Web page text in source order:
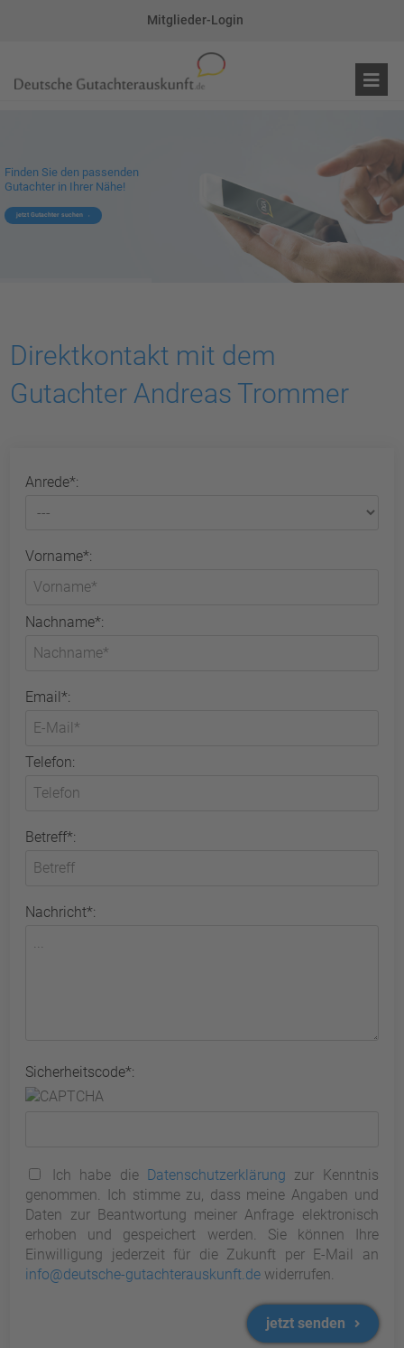
Mitglieder-Login
Finden Sie den passenden
Gutachter in Ihrer Nähe!
jetzt Gutachter suchen
Direktkontakt mit dem
Gutachter Andreas Trommer
Anrede*:
Vorname*:
Nachname*:
Email*:
Telefon:
Betreff*:
Nachricht*:
Sicherheitscode*:
Ich habe die Datenschutzerklärung zur Kenntnis
genommen. Ich stimme zu, dass meine Angaben und
Daten zur Beantwortung meiner Anfrage elektronisch
erhoben und gespeichert werden. Sie können Ihre
Einwilligung jederzeit für die Zukunft per E-Mail an
info@deutsche-gutachterauskunft.de widerrufen.
jetzt senden